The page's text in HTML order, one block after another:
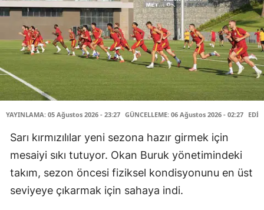
YAYINLAMA: 05 Ağustos 2026 - 23:27 GÜNCELLEME: 06 Ağustos 2026 - 02:27
Sarı kırmızılılar yeni sezona hazır girmek için
mesaiyi sıkı tutuyor. Okan Buruk yönetimindeki
takım, sezon öncesi fiziksel kondisyonunu en üst
seviyeye çıkarmak için sahaya indi.